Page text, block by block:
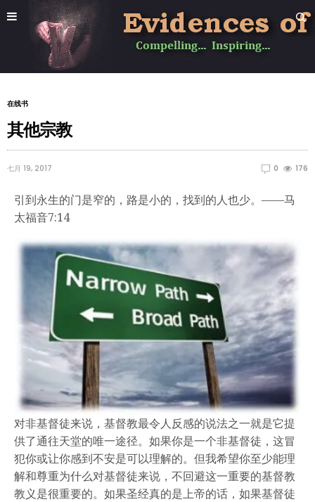
在线书
其他宗教
七月 19, 2017 0 176
引到永生的门是窄的，路是小的，找到的人也少。——马
太福音7:14
对非基督徒来说，基督教最令人反感的说法之一就是它提
供了通往天堂的唯一途径。如果你是一个非基督徒，这冒
犯你或让你感到不安是可以理解的。但我希望你至少能理
解和尊重为什么对基督徒来说，不回避这一重要的基督教
教义是很重要的。如果圣经真的是上帝的话，如果基督徒